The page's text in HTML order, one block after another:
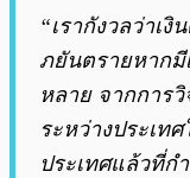
“เรากังวลว่าเ
ภยันตรายหากมี
หลาย จากการ
ระหว่างประเท
ประเทศแล้วที่